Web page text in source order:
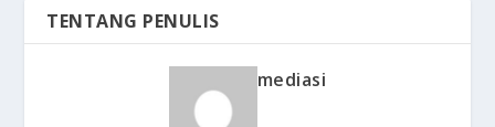
TENTANG PENULIS
mediasi